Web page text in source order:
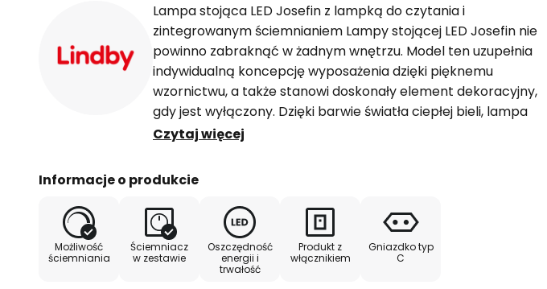
Lampa stojąca LED Josefin z lampką do czytania i
zintegrowanym ściemnianiem Lampy stojącej LED Josefin nie
powinno zabraknąć w żadnym wnętrzu. Model ten uzupełnia
indywidualną koncepcję wyposażenia dzięki pięknemu
wzornictwu, a także stanowi doskonały element dekoracyjny,
gdy jest wyłączony. Dzięki barwie światła ciepłej bieli, lampa
oświetlająca sufit tworzy przytulną, miłą atmosferę. Josefin
ramie, a jasność można również regulować. Lampą oświetlającą
Wszystkie zalety i cechy charakterystyczne dla marki Lindby
łączą się w tej oprawie oświetleniowej. Model Josefin tworzy
piękny wygląd i wzbogaca przestrzeń mieszkalną.
Czytaj więcej
Informacje o produkcie
Możliwość
ściemniania
Ściemniacz
w zestawie
Oszczędność
energii i
trwałość
Produkt z
włącznikiem
Gniazdko typ
C